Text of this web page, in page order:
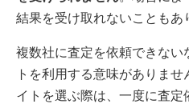
結果を受け取れないこともあ
複数社に査定を依頼できない
トを利用する意味がありま
イトを選ぶ際は、一度に査定